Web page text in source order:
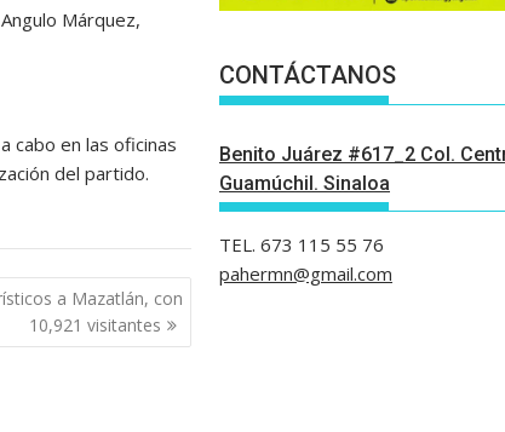
Márquez,
cabo en las oficinas
del partido.
a Mazatlán, con
10,921 visitantes
CONTÁCTANOS
Benito Juárez #617_2 Col.
Guamúchil. Sinaloa
TEL. 673 115 55 76
pahermn@gmail.com